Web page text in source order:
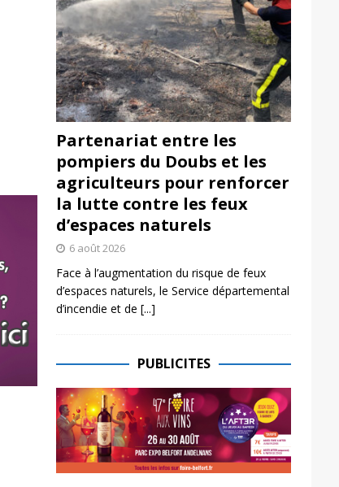
Partenariat entre les
pompiers du Doubs et les
agriculteurs pour renforcer
la lutte contre les feux
d’espaces naturels
6 août 2026
Face à l’augmentation du risque de feux
d’espaces naturels, le Service départemental
d’incendie et de [...]
PUBLICITES